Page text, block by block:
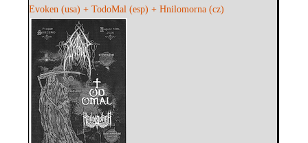
Evoken (usa) + TodoMal (esp) + Hnilomorna (cz)